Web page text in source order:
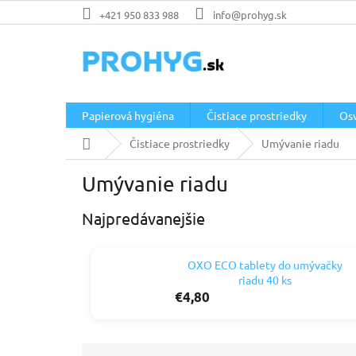
na
+421 950 833 988 info@prohyg.sk
Papierová hygiéna Čistiace prostriedky
DomovČistiace prostriedky Umývanie riadu
Umývanie riadu
Najpredávanejšie
OXO ECO tablety do umývačky
riadu 40 ks
€4,80